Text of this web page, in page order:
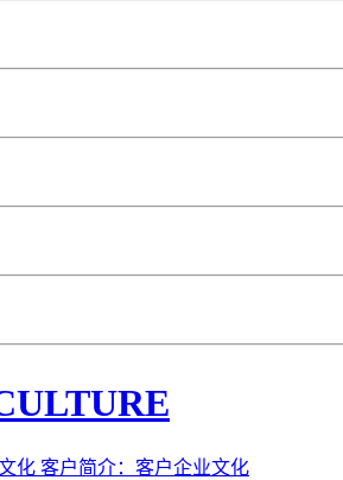
化 客户简介：客户企业文化